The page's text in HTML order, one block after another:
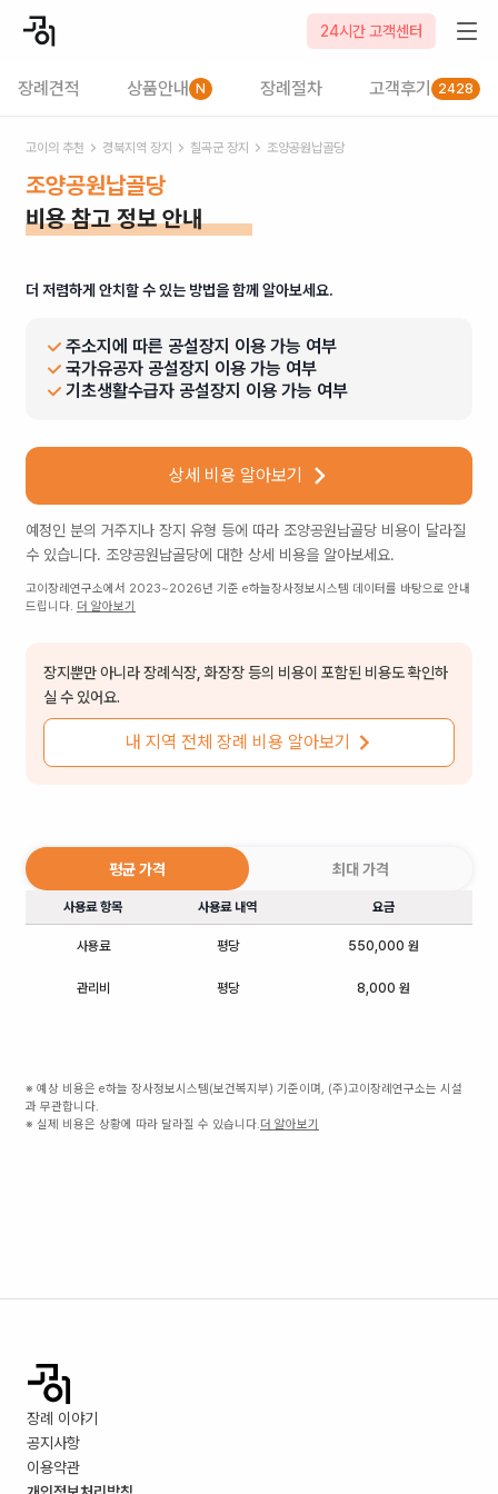
24시간 고객센터
장례견적 상품안내 N 장례절차 고객후기 2428
고이의 추천 경북지역 장지 칠곡군 장지 조양공원납골당
조양공원납골당
비용 참고 정보 안내
더 저렴하게 안치할 수 있는 방법을 함께 알아보세요.
주소지에 따른 공설장지 이용 가능 여부
국가유공자 공설장지 이용 가능 여부
기초생활수급자 공설장지 이용 가능 여부
상세 비용 알아보기
예정인 분의 거주지나 장지 유형 등에 따라 조양공원납골당 비용이 달라질
수 있습니다. 조양공원납골당에 대한 상세 비용을 알아보세요.
고이장례연구소에서 2023~2026년 기준 e하늘장사정보시스템 데이터를 바탕으로 안내
드립니다. 더 알아보기
장지뿐만 아니라 장례식장, 화장장 등의 비용이 포함된 비용도 확인하
실 수 있어요.
내 지역 전체 장례 비용 알아보기
평균 가격 최대 가격
사용료 항목 사용료 내역 요금
사용료 평당 550,000 원
관리비 평당 8,000 원
※ 예상 비용은 e하늘 장사정보시스템(보건복지부) 기준이며, (주)고이장례연구소는 시설
과 무관합니다.
※ 실제 비용은 상황에 따라 달라질 수 있습니다.더 알아보기
장례 이야기
공지사항
이용약관